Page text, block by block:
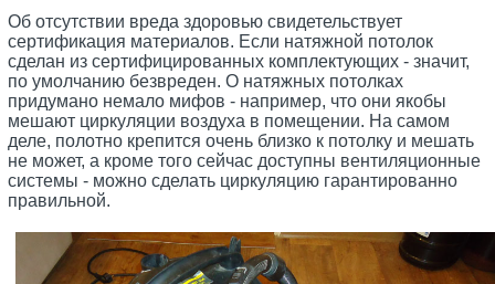
Об отсутствии вреда здоровью свидетельствует
сертификация материалов. Если натяжной потолок
сделан из сертифицированных комплектующих - значит,
по умолчанию безвреден. О натяжных потолках
придумано немало мифов - например, что они якобы
мешают циркуляции воздуха в помещении. На самом
деле, полотно крепится очень близко к потолку и мешать
не может, а кроме того сейчас доступны вентиляционные
системы - можно сделать циркуляцию гарантированно
правильной.